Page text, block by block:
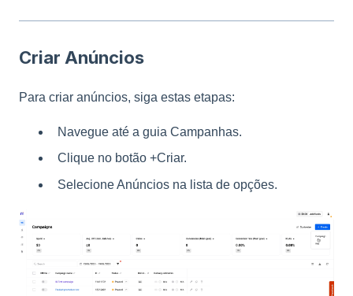
Criar Anúncios
Para criar anúncios, siga estas etapas:
Navegue até a guia Campanhas.
Clique no botão +Criar.
Selecione Anúncios na lista de opções.